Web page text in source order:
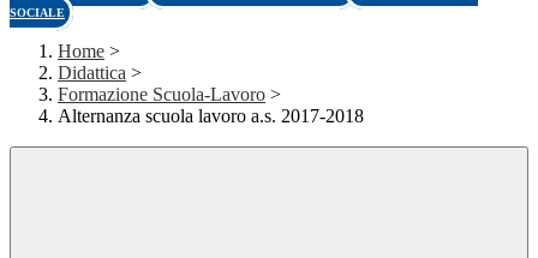
SOCIALE
Home >
Didattica >
Formazione Scuola-Lavoro >
Alternanza scuola lavoro a.s. 2017-2018